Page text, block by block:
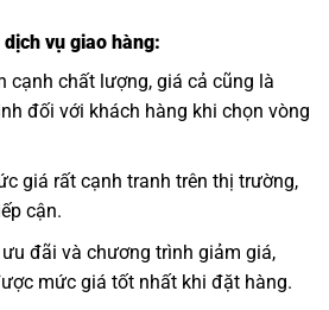
vụ giao hàng:
cạnh chất lượng, giá cả cũng là
đối với khách hàng khi chọn vòng
giá rất cạnh tranh trên thị trường,
cận.
đãi và chương trình giảm giá,
mức giá tốt nhất khi đặt hàng.